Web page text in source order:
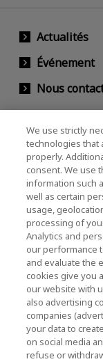
Actualités
Événement
Nous
KIOXIA
les
KIOXIA
Relations
Politique de
Cookie Settings
Conditions
We use strictly
technologies that
properly.
consent. We use
information such
well as certain
usage,
processing of
Analytics and
our performance
and evaluate the
cookies give you
our website with
also advertising
companies
your data to
on social media
refuse or